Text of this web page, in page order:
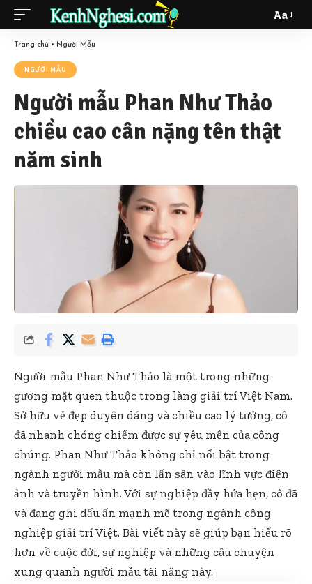
Font
Aa
Trang chủ • Người Mẫu
NGƯỜI MẪU
Người mẫu Phan Như Thảo
chiều cao cân nặng tên thật
năm sinh
Người mẫu Phan Như Thảo là một trong những
gương mặt quen thuộc trong làng giải trí Việt Nam.
Sở hữu vẻ đẹp duyên dáng và chiều cao lý tưởng, cô
đã nhanh chóng chiếm được sự yêu mến của công
chúng. Phan Như Thảo không chỉ nổi bật trong
ngành người mẫu mà còn lấn sân vào lĩnh vực điện
ảnh và truyền hình. Với sự nghiệp đầy hứa hẹn, cô đã
và đang ghi dấu ấn mạnh mẽ trong ngành công
nghiệp giải trí Việt. Bài viết này sẽ giúp bạn hiểu rõ
hơn về cuộc đời, sự nghiệp và những câu chuyện
xung quanh người mẫu tài năng này.